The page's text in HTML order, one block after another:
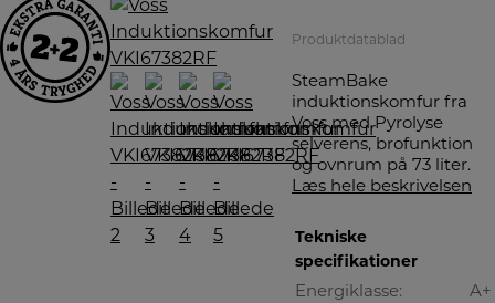
Produktdatablad
SteamBake
induktionskomfur fra
Voss med Pyrolyse
selverens, brofunktion
og ovnrum på 73 liter.
Læs hele beskrivelsen
Tekniske
specifikationer
Energiklasse:
A+